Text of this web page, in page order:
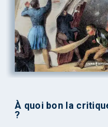
À quoi bon la
?